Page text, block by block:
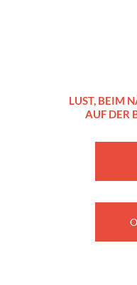
LUST, BEIM
AUF DER